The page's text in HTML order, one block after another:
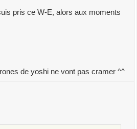
pris ce W-E, alors aux moments
de yoshi ne vont pas cramer ^^